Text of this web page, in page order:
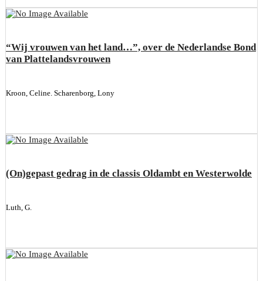
“Wij vrouwen van het land…”, over de Nederlandse Bond
van Plattelandsvrouwen
Kroon, Celine. Scharenborg, Lony
(On)gepast gedrag in de classis Oldambt en Westerwolde
Luth, G.